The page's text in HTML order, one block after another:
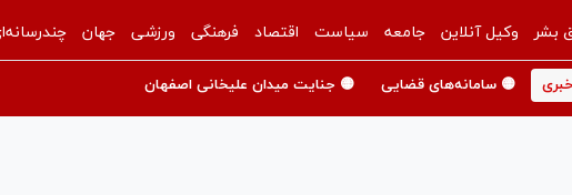
بشر وکیل آنلاین جامعه سیاست اقتصاد فرهنگی ورزشی جهان
🟡 سامانه‌های قضایی 🟡 جنایت میدان علیخانی اصفهان